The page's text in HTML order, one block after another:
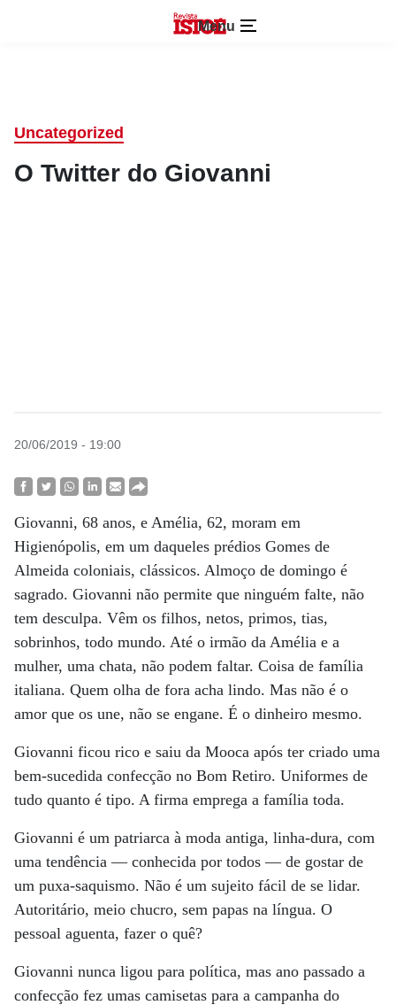
Menu
Uncategorized
O Twitter do Giovanni
20/06/2019 - 19:00
Giovanni, 68 anos, e Amélia, 62, moram em
Higienópolis, em um daqueles prédios Gomes de
Almeida coloniais, clássicos. Almoço de domingo é
sagrado. Giovanni não permite que ninguém falte, não
tem desculpa. Vêm os filhos, netos, primos, tias,
sobrinhos, todo mundo. Até o irmão da Amélia e a
mulher, uma chata, não podem faltar. Coisa de família
italiana. Quem olha de fora acha lindo. Mas não é o
amor que os une, não se engane. É o dinheiro mesmo.
Giovanni ficou rico e saiu da Mooca após ter criado uma
bem-sucedida confecção no Bom Retiro. Uniformes de
tudo quanto é tipo. A firma emprega a família toda.
Giovanni é um patriarca à moda antiga, linha-dura, com
uma tendência — conhecida por todos — de gostar de
um puxa-saquismo. Não é um sujeito fácil de se lidar.
Autoritário, meio chucro, sem papas na língua. O
pessoal aguenta, fazer o quê?
Giovanni nunca ligou para política, mas ano passado a
confecção fez umas camisetas para a campanha do